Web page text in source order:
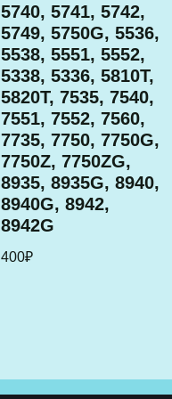
5740, 5741, 5742,
5749, 5750G, 5536,
5538, 5551, 5552,
5338, 5336, 5810T,
5820T, 7535, 7540,
7551, 7552, 7560,
7735, 7750, 7750G,
7750Z, 7750ZG,
8935, 8935G, 8940,
8940G, 8942,
8942G
400₽